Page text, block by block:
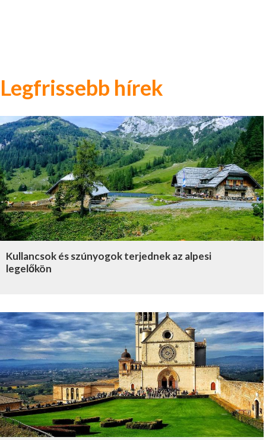
Legfrissebb hírek
Kullancsok és szúnyogok terjednek az alpesi
legelőkön